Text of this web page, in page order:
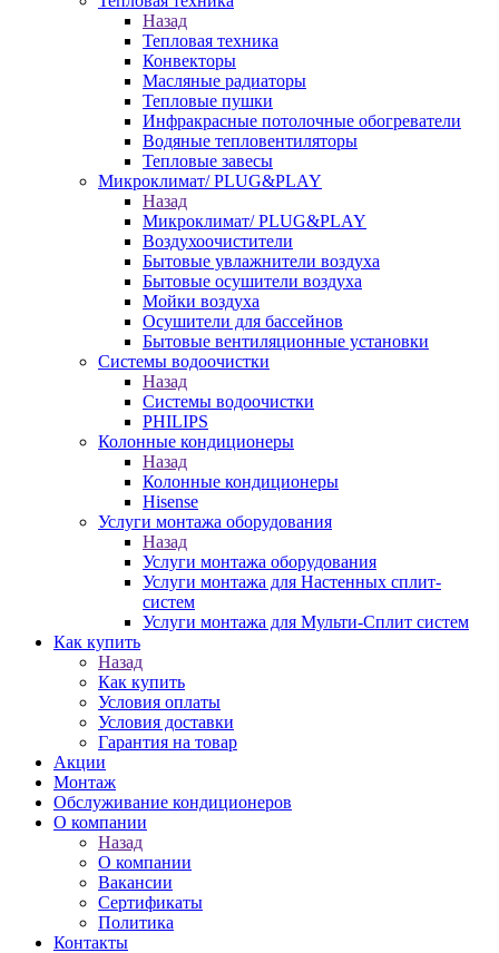
Назад
Тепловая техника
Конвекторы
Масляные радиаторы
Тепловые пушки
Инфракрасные потолочные обогреватели
Водяные тепловентиляторы
Тепловые завесы
Микроклимат/ PLUG&PLAY
Назад
Микроклимат/ PLUG&PLAY
Воздухоочистители
Бытовые увлажнители воздуха
Бытовые осушители воздуха
Мойки воздуха
Осушители для бассейнов
Бытовые вентиляционные установки
Системы водоочистки
Назад
Системы водоочистки
PHILIPS
Колонные кондиционеры
Назад
Колонные кондиционеры
Hisense
Услуги монтажа оборудования
Назад
Услуги монтажа оборудования
Услуги монтажа для Настенных сплит-
систем
Услуги монтажа для Мульти-Сплит систем
Как купить
Назад
Как купить
Условия оплаты
Условия доставки
Гарантия на товар
Акции
Монтаж
Обслуживание кондиционеров
О компании
Назад
О компании
Вакансии
Сертификаты
Политика
Контакты